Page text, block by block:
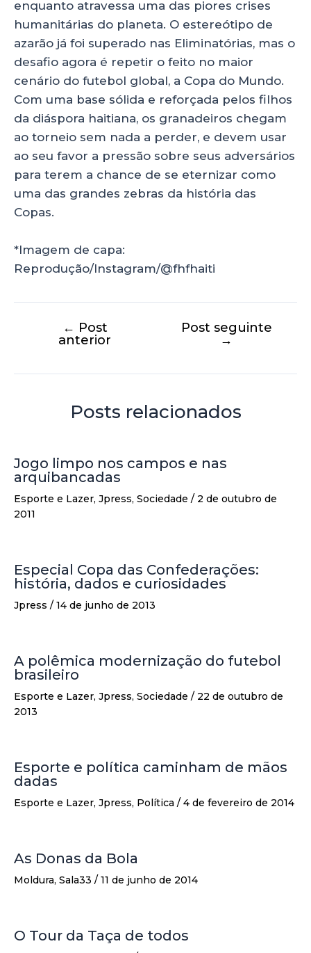
enquanto atravessa uma das piores crises
humanitárias do planeta. O estereótipo de
azarão já foi superado nas Eliminatórias, mas o
desafio agora é repetir o feito no maior
cenário do futebol global, a Copa do Mundo.
Com uma base sólida e reforçada pelos filhos
da diáspora haitiana, os granadeiros chegam
ao torneio sem nada a perder, e devem usar
ao seu favor a pressão sobre seus adversários
para terem a chance de se eternizar como
uma das grandes zebras da história das
Copas.
*Imagem de capa:
Reprodução/Instagram/@fhfhaiti
← Post
anterior
Post seguinte
→
Posts relacionados
Jogo limpo nos campos e nas
arquibancadas
Esporte e Lazer, Jpress, Sociedade / 2 de outubro de
2011
Especial Copa das Confederações:
história, dados e curiosidades
Jpress / 14 de junho de 2013
A polêmica modernização do futebol
brasileiro
Esporte e Lazer, Jpress, Sociedade / 22 de outubro de
2013
Esporte e política caminham de mãos
dadas
Esporte e Lazer, Jpress, Política / 4 de fevereiro de 2014
As Donas da Bola
Moldura, Sala33 / 11 de junho de 2014
O Tour da Taça de todos